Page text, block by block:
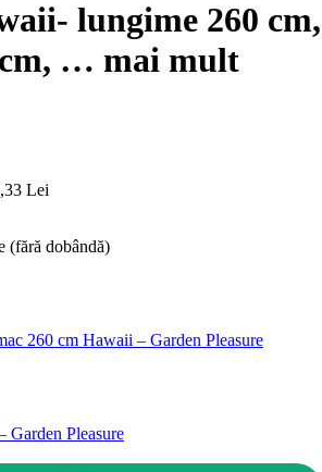
- lungime 260 cm,
, … mai mult
Lei
(fără dobândă)
260 cm Hawaii – Garden Pleasure
Garden Pleasure